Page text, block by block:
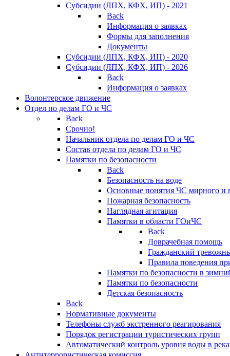
Субсидии (ЛПХ, КФХ, ИП) - 2021
Back
Информация о заявках
Формы для заполнения
Документы
Субсидии (ЛПХ, КФХ, ИП) - 2020
Субсидии (ЛПХ, КФХ, ИП) - 2026
Back
Информация о заявках
Волонтерское движение
Отдел по делам ГО и ЧС
Back
Срочно!
Начальник отдела по делам ГО и ЧС
Состав отдела по делам ГО и ЧС
Памятки по безопасности
Back
Безопасность на воде
Основные понятия ЧС мирного и
Пожарная безопасность
Наглядная агитация
Памятки в области ГОиЧС
Back
Доврачебная помощь
Гражданский
Правила поведения
Памятки по безопасности в
Памятки по безопасности
Детская безопасность
Back
Нормативные документы
Телефоны служб экстренного реагирования
Порядок регистрации туристических групп
Автоматический контроль уровня воды в